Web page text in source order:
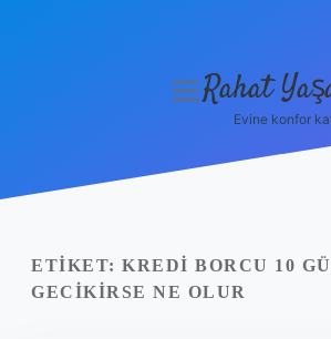
Yasal Uyarı
menüyü
Rahat
Evine konfor
ETIKET: KREDI BORCU 10
GECIKIRSE NE OLUR